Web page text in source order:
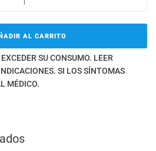
AL CARRITO
SU CONSUMO. LEER
SI LOS SÍNTOMAS
MÉDICO.